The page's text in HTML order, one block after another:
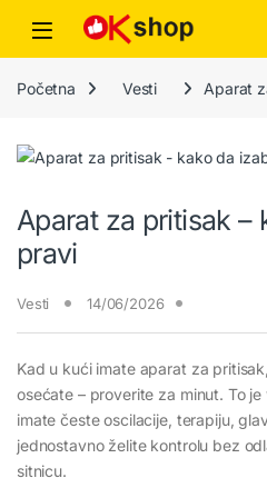
Početna Vesti Aparat
Aparat za pritisak –
pravi
Vesti 14/06/2026
Kad u kući imate aparat za
osećate – proverite za minut. To
imate česte oscilacije, terapiju,
jednostavno želite kontrolu bez
sitnicu.